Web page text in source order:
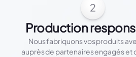
2
Production
Nous fabriquons vos produits
auprès de partenaires engagés et